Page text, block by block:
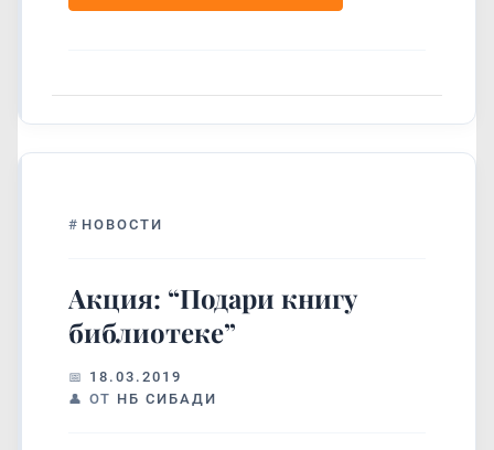
# НОВОСТИ
Акция: “Подари книгу
библиотеке”
18.03.2019
ОТ НБ СИБАДИ